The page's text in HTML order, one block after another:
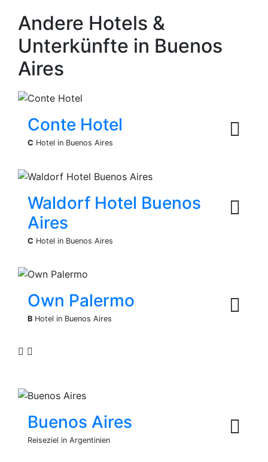
Andere Hotels &
Unterkünfte in Buenos
Aires
Conte Hotel
C Hotel in Buenos Aires
Waldorf Hotel Buenos
Aires
C Hotel in Buenos Aires
Own Palermo
B Hotel in Buenos Aires
Buenos Aires
Reiseziel in Argentinien